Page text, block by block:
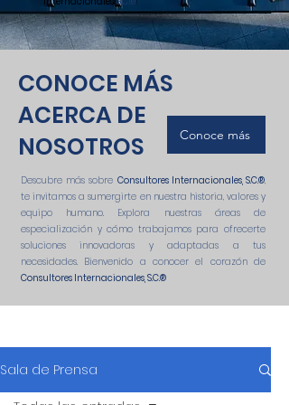
CONOCE MÁS
ACERCA DE
NOSOTROS
Conoce más
Descubre más sobre Consultores Internacionales, S.C.®,
te invitamos a sumergirte en nuestra historia, valores y
equipo humano. Explora nuestras áreas de
especialización y cómo trabajamos para ofrecerte
soluciones innovadoras y adaptadas a tus
necesidades. Bienvenido a conocer el corazón de
Consultores Internacionales, S.C.®
Sala de Prensa